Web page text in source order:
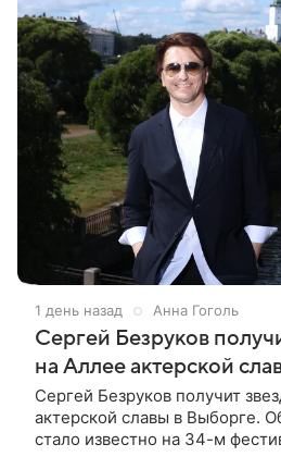
1 день назад Анна Гоголь
Сергей Безруков
на Аллее актерской
Сергей Безруков получит
актерской славы в Выборге.
стало известно на 34-м